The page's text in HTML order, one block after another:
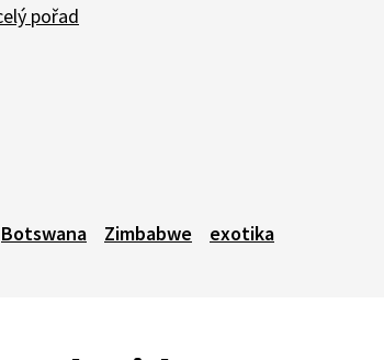
pořad
Botswana Zimbabwe exotika